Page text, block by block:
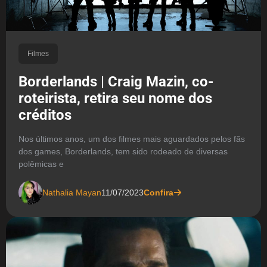
Filmes
Borderlands | Craig Mazin, co-
roteirista, retira seu nome dos
créditos
Nos últimos anos, um dos filmes mais aguardados pelos fãs
dos games, Borderlands, tem sido rodeado de diversas
polêmicas e
Nathalia Mayan11/07/2023Confira